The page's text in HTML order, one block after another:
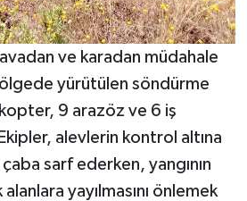
ve karadan müdahale
yürütülen söndürme
9 arazöz ve 6 iş
alevlerin kontrol altına
çaba sarf ederken, yangının
yayılmasını önlemek